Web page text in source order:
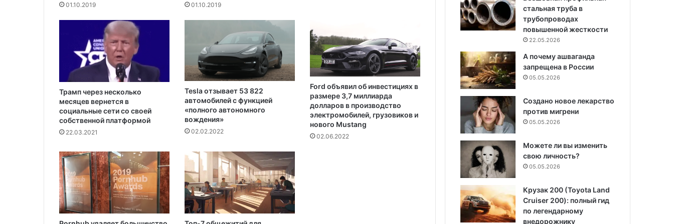
а
т
е
л
к
у
о
к
г
и
б
е
л
ч
е
л
о
в
е
01.10.2019 01.10.2019
Трамп через несколько
месяцев вернется в
социальные сети со своей
собственной платформой
22.03.2021
Tesla отзывает 53 822
автомобилей с функцией
«полного автономного
вождения»
02.02.2022
Ford объявил об инвестициях в
размере 3,7 миллиарда
долларов в производство
электромобилей, грузовиков и
нового Mustang
02.06.2022
стальная труба в
трубопроводах
повышенной жесткости
22.05.2026
А почему ашваганда
запрещена в России
05.05.2026
Создано новое лекарство
против мигрени
05.05.2026
Можете ли вы изменить
свою личность?
05.05.2026
Крузак 200 (Toyota Land
Cruiser 200): полный гид
по легендарному
внедорожнику